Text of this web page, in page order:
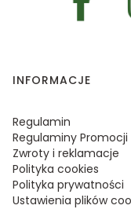
Linki w stopce
INFORMACJE
Regulamin
Regulaminy Promocji
Zwroty i reklamacje
Polityka cookies
Polityka prywatności
Ustawienia plików